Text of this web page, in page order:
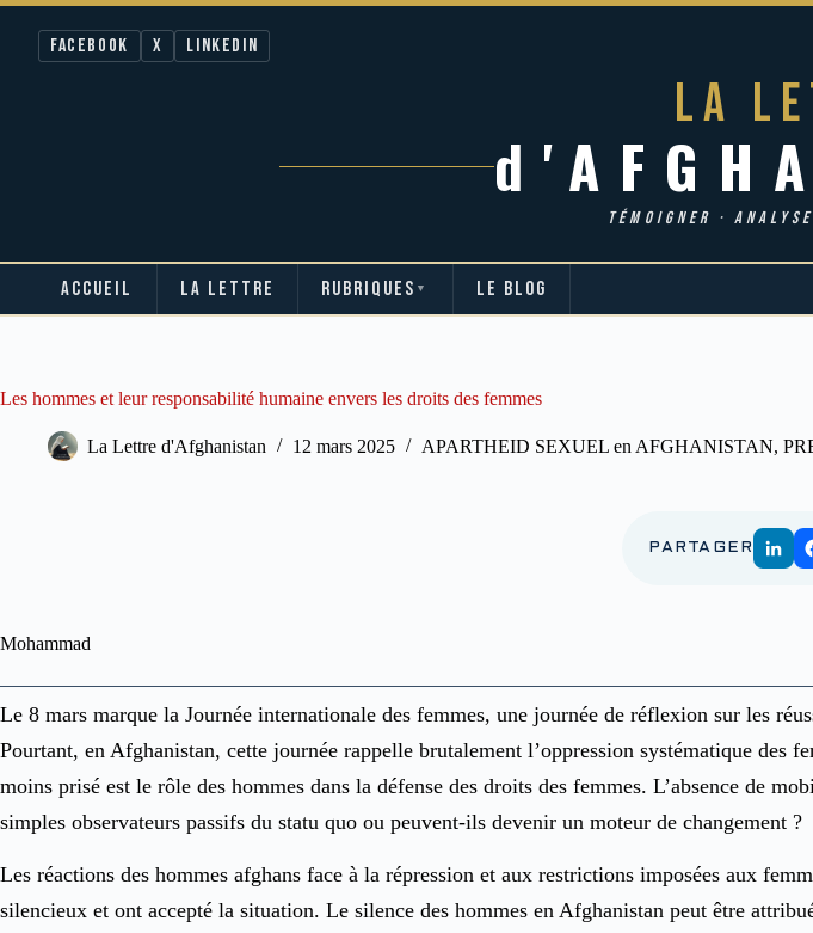
Facebook X LinkedIn
LA
TÉMOIGNER ·
ACCUEIL LA LETTRE RUBRIQUES ▼ LE BLOG
Les hommes et leur responsabilité humaine envers les droits des femmes
La Lettre d'Afghanistan 12 mars 2025 APARTHEID SEXUEL en AFGHANISTAN,
PARTAGER
Mohammad
Le 8 mars marque la Journée internationale des femmes, une journée de réflexion sur les
Pourtant, en Afghanistan, cette journée rappelle brutalement l’oppression systématique des
moins prisé est le rôle des hommes dans la défense des droits des femmes. L’absence de
simples observateurs passifs du statu quo ou peuvent-ils devenir un moteur de changement ?
Les réactions des hommes afghans face à la répression et aux restrictions imposées aux
silencieux et ont accepté la situation. Le silence des hommes en Afghanistan peut être